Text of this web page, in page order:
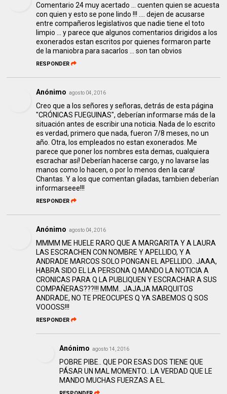
Comentario 24 muy acertado ... cuenten quien se acuesta
con quien y esto se pone lindo !!! .... dejen de acusarse
entre compañeros legislativos que nadie tiene el toto
limpio ... y parece que algunos comentarios dirigidos a los
exonerados estan escritos por quienes formaron parte
de la maniobra para sacarlos ... son tan obvios
RESPONDER
Anónimo agosto 04, 2016
Creo que a los señores y señoras, detrás de esta página
"CRÓNICAS FUEGUINAS", deberían informarse más de la
situación antes de escribir una noticia. Nada de lo escrito
es verdad, primero que nada, fueron 7/8 meses, no un
año. Otra, los empleados no estan exonerados. Me
parece que poner los nombres esta demas, cualquiera
escrachar así! Deberían hacerse cargo, y no lavarse las
manos como lo hacen, o por lo menos den la cara!
Chantas. Y a los que comentan giladas, tambien deberían
informarseee!!!
RESPONDER
Anónimo agosto 04, 2016
MMMM ME HUELE RARO QUE A MARGARITA Y A LAURA
LAS ESCRACHEN CON NOMBRE Y APELLIDO, Y A
ANDRADE MARCOS SOLO PONGAN EL APELLIDO.. JAAA,
HABRA SIDO EL LA PERSONA Q MANDO LA NOTICIA A
CRONICAS PARA Q LA PUBLIQUEN Y ESCRACHAR A SUS
COMPAÑERAS???!!! MMM.. JAJAJA MARQUITOS
ANDRADE, NO TE PREOCUPES Q YA SABEMOS Q SOS
VOOOSS!!!
RESPONDER
Anónimo agosto 14, 2016
POBRE PIBE.. QUE POR ESAS DOS TIENE QUE
PÁSAR UN MAL MOMENTO.. LA VERDAD QUE LE
MANDO MUCHAS FUERZAS A EL.